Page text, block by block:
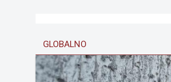
GLOBALNO